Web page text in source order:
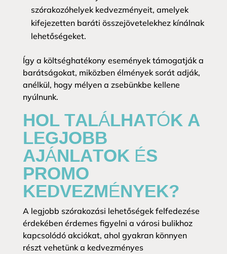
szórakozóhelyek kedvezményeit, amelyek
kifejezetten baráti összejövetelekhez kínálnak
lehetőségeket.
Így a költséghatékony események támogatják a
barátságokat, miközben élmények sorát adják,
anélkül, hogy mélyen a zsebünkbe kellene
nyúlnunk.
HOL TALÁLHATÓK A
LEGJOBB
AJÁNLATOK ÉS
PROMO
KEDVEZMÉNYEK?
A legjobb szórakozási lehetőségek felfedezése
érdekében érdemes figyelni a városi bulikhoz
kapcsolódó akciókat, ahol gyakran könnyen
részt vehetünk a kedvezményes